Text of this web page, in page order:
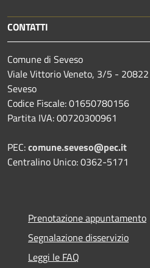
CONTATTI
Comune di Seveso
Viale Vittorio Veneto, 3/5 -
Seveso
Codice Fiscale: 01650780156
Partita IVA: 00720300961
PEC:comune.seveso@pec.it
Centralino Unico: 0362-5171
Prenotazione appuntamento
Segnalazione disservizio
Leggi le FAQ